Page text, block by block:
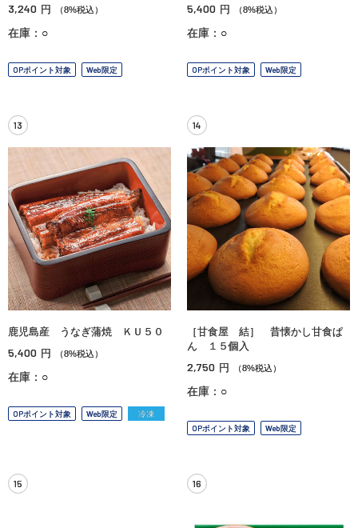
3,240 円 （8%税込）
在庫：○
OPポイント対象 Web限定
5,400 円 （8%税込）
在庫：○
OPポイント対象 Web限定
13
鹿児島産 うなぎ蒲焼 ＫＵ５０
5,400 円 （8%税込）
在庫：○
OPポイント対象 Web限定 冷凍
14
［甘食屋 結］ 昔懐かし甘食ぱ
ん １５個入
2,750 円 （8%税込）
在庫：○
OPポイント対象 Web限定
15 16